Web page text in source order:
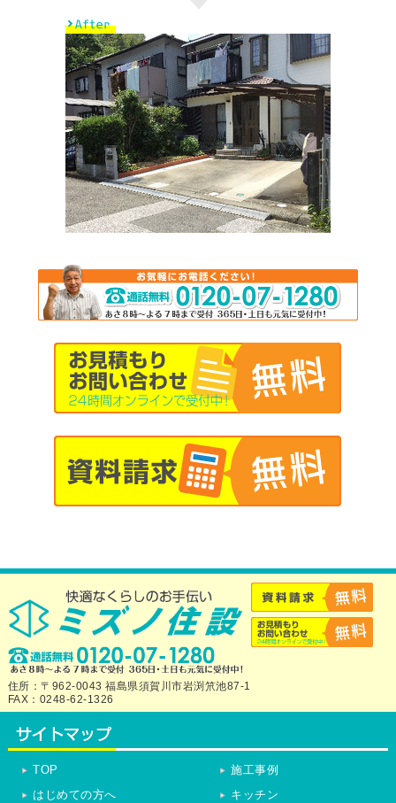
住所：〒962-0043 福島県須賀川市岩渕笊池87-1
FAX：0248-62-1326
TOP
はじめての方へ
施工事例
キッチン